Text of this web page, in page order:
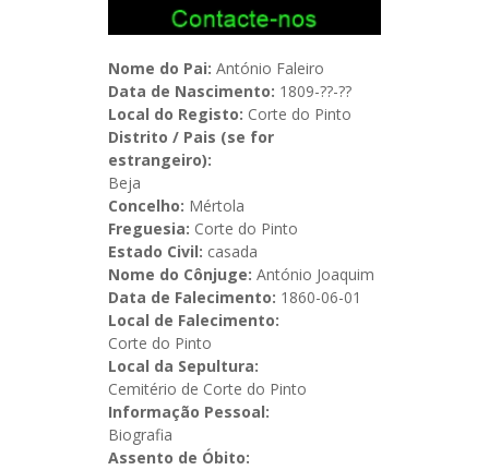
Nome do Pai: António Faleiro
Data de Nascimento: 1809-??-??
Local do Registo: Corte do Pinto
Distrito / Pais (se for
estrangeiro):
Beja
Concelho: Mértola
Freguesia: Corte do Pinto
Estado Civil: casada
Nome do Cônjuge: António Joaquim
Data de Falecimento: 1860-06-01
Local de Falecimento:
Corte do Pinto
Local da Sepultura:
Cemitério de Corte do Pinto
Informação Pessoal:
Biografia
Assento de Óbito: